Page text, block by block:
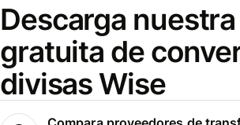
Descarga
gratuita de
divisas Wise